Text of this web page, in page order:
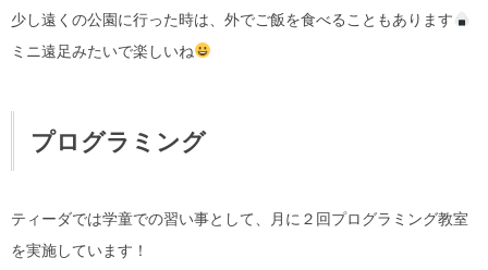
少し遠くの公園に行った時は、外でご飯を食べることもあります
ミニ遠足みたいで楽しいね
プログラミング
ティーダでは学童での習い事として、月に２回プログラミング教室
を実施しています！